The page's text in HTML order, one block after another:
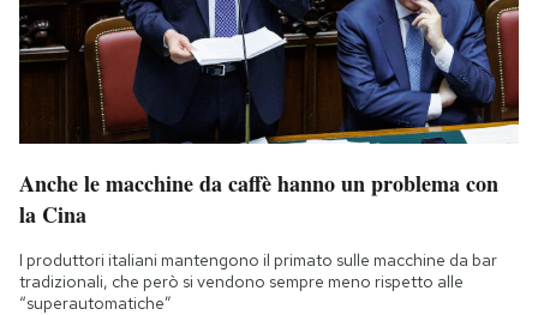
Anche le macchine da caffè hanno un problema con
la Cina
I produttori italiani mantengono il primato sulle macchine da bar
tradizionali, che però si vendono sempre meno rispetto alle
“superautomatiche”